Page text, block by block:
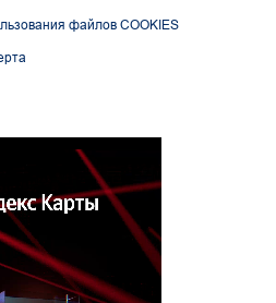
файлов COOKIES